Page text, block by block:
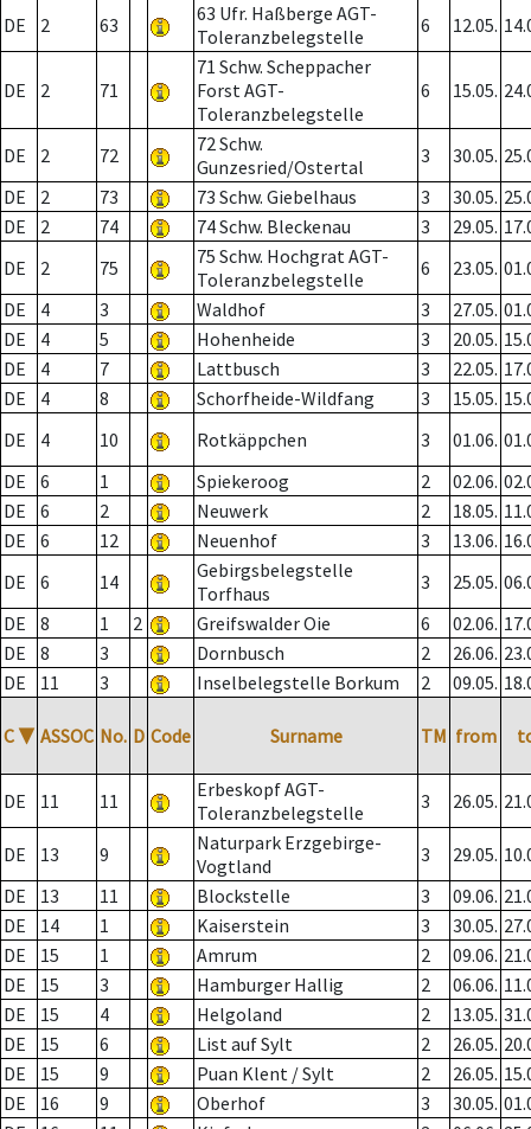
DE 2 63
63 Ufr. Haßberge AGT-
Toleranzbelegstelle
6 12.05.
DE 2 71
71 Schw. Scheppacher
Forst AGT-
Toleranzbelegstelle
6 15.05.
DE 2 72
72 Schw.
Gunzesried/Ostertal
3 30.05.
DE
2 73 73 Schw. Giebelhaus 3 30.05.
DE
2 74 74 Schw. Bleckenau 3 29.05.
DE
2 75
75 Schw. Hochgrat AGT-
Toleranzbelegstelle
6 23.05.
DE
4 3 Waldhof 3 27.05.
DE
4 5 Hohenheide 3 20.05.
DE
4 7 Lattbusch 3 22.05.
DE
4 8 Schorfheide-Wildfang 3 15.05.
DE
4 10 Rotkäppchen 3 01.06.
DE
6 1 Spiekeroog 2 02.06.
DE
6 2 Neuwerk 2 18.05.
DE
6 12 Neuenhof 3 13.06.
DE
6 14
Gebirgsbelegstelle
Torfhaus
3 25.05.
DE
8 1 2 Greifswalder Oie 6 02.06.
DE
8 3 Dornbusch 2 26.06.
DE
11 3 Inselbelegstelle Borkum 2 09.05.
C ▼ ASSOC No. D Code Surname TM from
DE 11 11
Erbeskopf AGT-
Toleranzbelegstelle
3 26.05.
DE 13 9
Naturpark Erzgebirge-
Vogtland
3 29.05.
DE
13 11 Blockstelle 3 09.06.
DE
14 1 Kaiserstein 3 30.05.
DE
15 1 Amrum 2 09.06.
DE
15 3 Hamburger Hallig 2 06.06.
DE
15 4 Helgoland 2 13.05.
DE
15 6 List auf Sylt 2 26.05.
DE
15 9 Puan Klent / Sylt 2 26.05.
DE
16 9 Oberhof 3 30.05.